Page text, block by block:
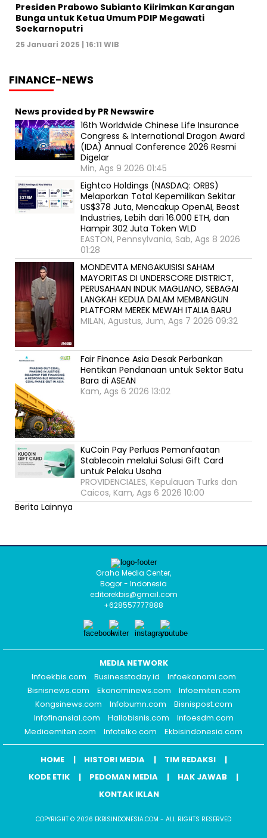
Presiden Prabowo Subianto Kiirimkan Karangan
Bunga untuk Ketua Umum PDIP Megawati
Soekarnoputri
25 Januari 2025 | 16:11 WIB
FINANCE-NEWS
News provided by PR Newswire
16th Worldwide Chinese Life Insurance
Congress & International Dragon Award
(IDA) Annual Conference 2026 Resmi
Digelar
Min, Ags 9 2026 01:45
Eightco Holdings (NASDAQ: ORBS)
Melaporkan Total Kepemilikan Sekitar
US$378 Juta, Mencakup OpenAI, Beast
Industries, Lebih dari 16.000 ETH, dan
Hampir 302 Juta Token WLD
EASTON, Pennsylvania, Sab, Ags 8 2026
01:28
MONDEVITA MENGAKUISISI SAHAM
MAYORITAS DI UNDERSCORE DISTRICT,
PERUSAHAAN INDUK MAGLIANO, SEBAGAI
LANGKAH KEDUA DALAM MEMBANGUN
PLATFORM MEREK MEWAH ITALIA BARU
MILAN, Agustus, Jum, Ags 7 2026 09:32
Fair Finance Asia Desak Perbankan
Hentikan Pendanaan untuk Sektor Batu
Bara di ASEAN
Kam, Ags 6 2026 13:02
KuCoin Pay Perluas Pemanfaatan
Stablecoin melalui Solusi Gift Card
untuk Pelaku Usaha
PROVIDENCIALES, Kepulauan Turks dan
Caicos, Kam, Ags 6 2026 10:00
Berita Lainnya
Graha Media Center,
Bogor - Indonesia
editorekbis@gmail.com
+628557777888
MEDIA NETWORK
Infoekbis.com
Businesstoday.id
Infoekonomi.com
Bisnisnews.com
Ekonominews.com
Infoemiten.com
Kongsinews.com
Infobumn.com
Bisnispost.com
Infofinansial.com
Hallobisnis.com
Infoesdm.com
Mediaemiten.com
Infotelko.com Ekbisindonesia.com
HOME HISTORI MEDIA
TIM REDAKSI
KODE ETIK
PEDOMAN MEDIA
HAK JAWAB
KONTAK IKLAN
COPYRIGHT © 2026 EKBISINDONESIA.COM - ALL RIGHTS RESERVED